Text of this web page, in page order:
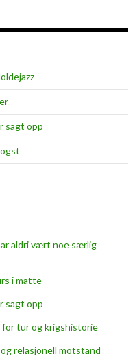
c
r
l
s
k
sagt opp
aldri vært noe særlig
i matte
sagt opp
tur og krigshistorie
relasjonell motstand